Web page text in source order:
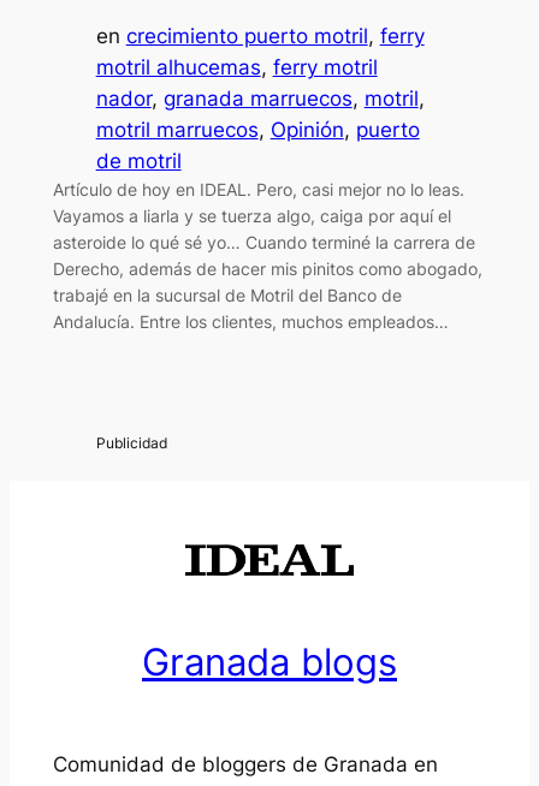
en crecimiento puerto motril, ferry
motril alhucemas, ferry motril
nador, granada marruecos, motril
motril marruecos, Opinión, puerto
de motril
Artículo de hoy en IDEAL. Pero, casi mejor no lo leas.
Vayamos a liarla y se tuerza algo, caiga por aquí el
asteroide lo qué sé yo… Cuando terminé la carrera de
Derecho, además de hacer mis pinitos como abogado,
trabajé en la sucursal de Motril del Banco de
Andalucía. Entre los clientes, muchos empleados…
Granada blogs
Comunidad de bloggers de Granada en